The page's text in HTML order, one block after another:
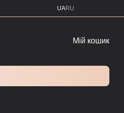
UARU
Мій кошик